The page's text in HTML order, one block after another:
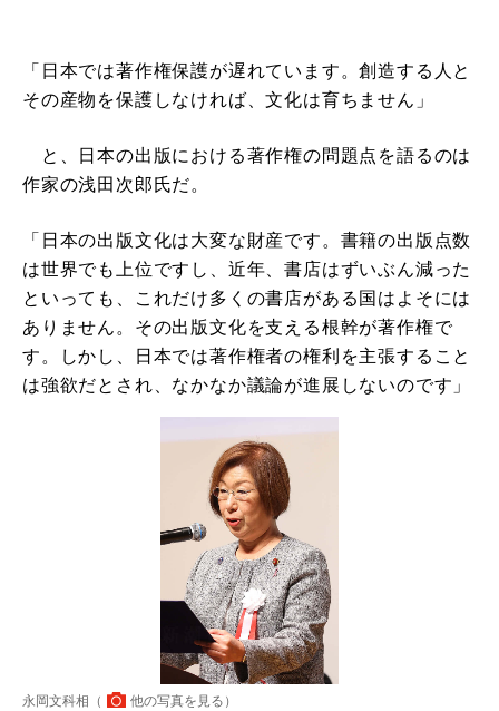
「日本では著作権保護が遅れています。創造する人と
その産物を保護しなければ、文化は育ちません」
と、日本の出版における著作権の問題点を語るのは
作家の浅田次郎氏だ。
「日本の出版文化は大変な財産です。書籍の出版点数
は世界でも上位ですし、近年、書店はずいぶん減った
といっても、これだけ多くの書店がある国はよそには
ありません。その出版文化を支える根幹が著作権で
す。しかし、日本では著作権者の権利を主張すること
は強欲だとされ、なかなか議論が進展しないのです」
永岡文科相（ 他の写真を見る ）